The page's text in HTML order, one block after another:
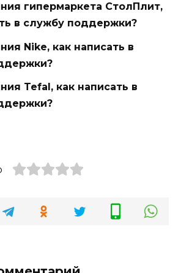
гипермаркета СтолПлит,
в службу поддержки?
Nike, как написать в
Tefal, как написать в